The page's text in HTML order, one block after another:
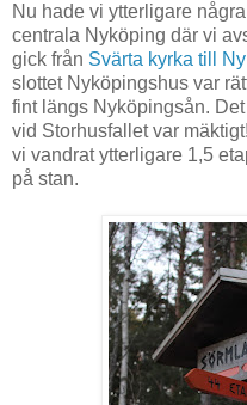
Nu hade vi ytterligare
centrala Nyköping där vi
gick från Svärta kyrka till
slottet Nyköpingshus var
fint längs Nyköpingsån.
vid Storhusfallet var
vi vandrat ytterligare 1,5
på stan.